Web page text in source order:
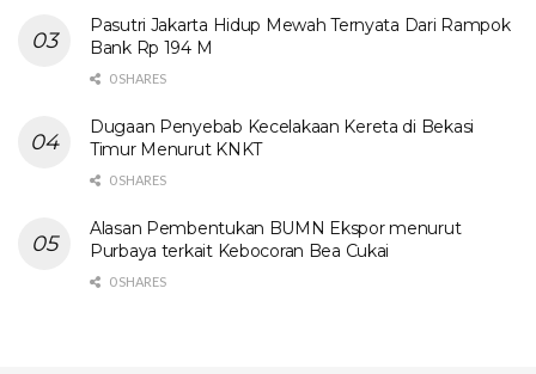
Pasutri Jakarta Hidup Mewah Ternyata Dari Rampok
Bank Rp 194 M
0 SHARES
Dugaan Penyebab Kecelakaan Kereta di Bekasi
Timur Menurut KNKT
0 SHARES
Alasan Pembentukan BUMN Ekspor menurut
Purbaya terkait Kebocoran Bea Cukai
0 SHARES